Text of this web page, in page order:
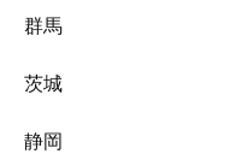
群馬
茨城
静岡